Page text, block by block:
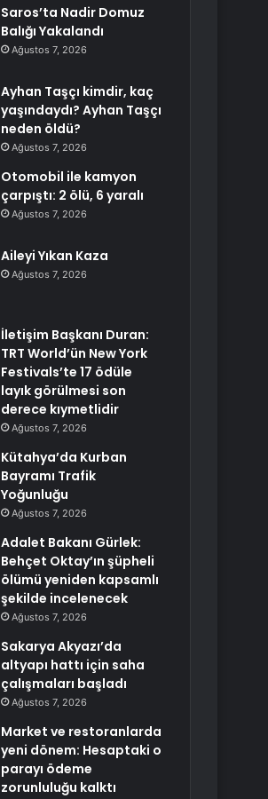
Saros’ta Nadir Domuz
Balığı Yakalandı
Ağustos 7, 2026
Ayhan Taşçı kimdir, kaç
yaşındaydı? Ayhan Taşçı
neden öldü?
Ağustos 7, 2026
Otomobil ile kamyon
çarpıştı: 2 ölü, 6 yaralı
Ağustos 7, 2026
Aileyi Yıkan Kaza
Ağustos 7, 2026
İletişim Başkanı Duran:
TRT World’ün New York
Festivals’te 17 ödüle
layık görülmesi son
derece kıymetlidir
Ağustos 7, 2026
Kütahya’da Kurban
Bayramı Trafik
Yoğunluğu
Ağustos 7, 2026
Adalet Bakanı Gürlek:
Behçet Oktay’ın şüpheli
ölümü yeniden kapsamlı
şekilde incelenecek
Ağustos 7, 2026
Sakarya Akyazı’da
altyapı hattı için saha
çalışmaları başladı
Ağustos 7, 2026
Market ve restoranlarda
yeni dönem: Hesaptaki o
parayı ödeme
zorunluluğu kalktı